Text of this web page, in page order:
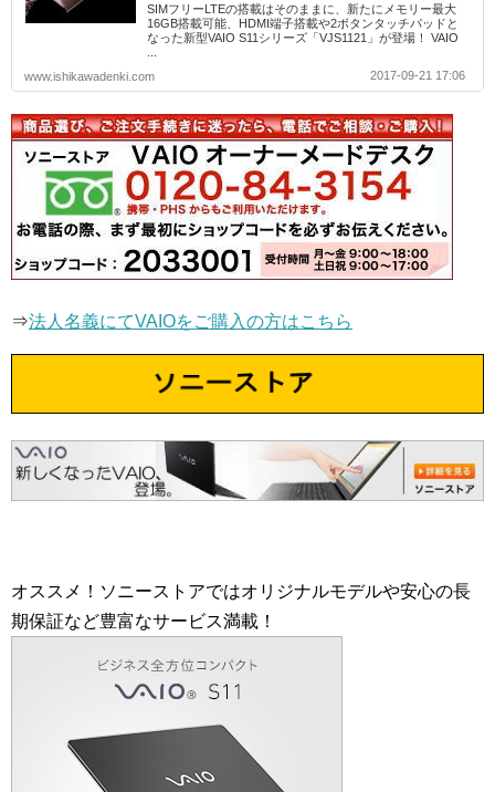
SIMフリーLTEの搭載はそのままに、新たにメモリー最大
16GB搭載可能、HDMI端子搭載や2ボタンタッチパッドと
なった新型VAIO S11シリーズ「VJS1121」が登場！ VAIO
www.ishikawadenki.com
2017-09-21 17:06
⇒法人名義にてVAIOをご購入の方はこちら
オススメ！ソニーストアではオリジナルモデルや安心の長
期保証など豊富なサービス満載！